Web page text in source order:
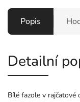
Popis
Detailní
Bílé fazole v rajčatové